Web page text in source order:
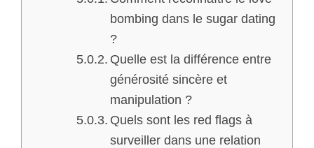
bombing dans le sugar dating
?
Quelle est la différence entre
générosité sincère et
manipulation ?
Quels sont les red flags à
surveiller dans une relation